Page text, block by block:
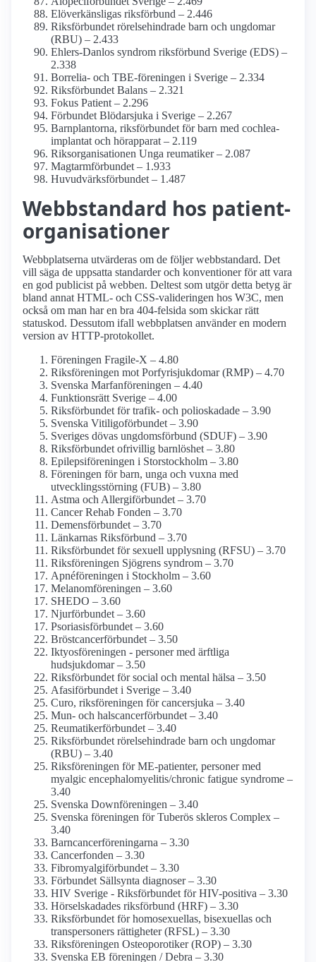
El­överkänsligas riks­förbund – 2.446
Riksförbundet rörelsehindrade barn och ungdomar
(RBU) – 2.433
Ehlers-Danlos syndrom riks­förbund Sverige (EDS) –
2.338
Borrelia- och TBE-föreningen i Sverige – 2.334
Riks­förbundet Balans – 2.321
Fokus Patient – 2.296
Förbundet Blödarsjuka i Sverige – 2.267
Barnplantorna, riksförbundet för barn med cochlea­
implantat och hörapparat – 2.119
Riksorganisationen Unga reumatiker – 2.087
Magtarmförbundet – 1.933
Huvudvärks­förbundet – 1.487
Webbstandard hos patient­
organisationer
Webbplatserna utvärderas om de följer webbstandard. Det
vill säga de uppsatta standarder och konventioner för att vara
en god publicist på webben. Deltest som utgör detta betyg är
bland annat HTML- och CSS-valideringen hos W3C, men
också om man har en bra 404-felsida som skickar rätt
statuskod. Dessutom ifall webbplatsen använder en modern
version av HTTP-protokollet.
Föreningen Fragile-X – 4.80
Riksföreningen mot Porfyri­sjukdomar (RMP) – 4.70
Svenska Marfan­föreningen – 4.40
Funktionsrätt Sverige – 4.00
Riksförbundet för trafik- och polioskadade – 3.90
Svenska Vitiligo­förbundet – 3.90
Sveriges dövas ungdomsförbund (SDUF) – 3.90
Riksförbundet ofrivillig barnlöshet – 3.80
Epilepsi­föreningen i Stor­stockholm – 3.80
Föreningen för barn, unga och vuxna med
utvecklings­störning (FUB) – 3.80
Astma och Allergi­förbundet – 3.70
Cancer Rehab Fonden – 3.70
Demens­förbundet – 3.70
Länkarnas Riksförbund – 3.70
Riksförbundet för sexuell upplysning (RFSU) – 3.70
Riksföreningen Sjögrens syndrom – 3.70
Apné­föreningen i Stockholm – 3.60
Melanom­föreningen – 3.60
SHEDO – 3.60
Njurförbundet – 3.60
Psoriasis­förbundet – 3.60
Bröstcancer­förbundet – 3.50
Iktyos­föreningen - personer med ärftliga
hudsjukdomar – 3.50
Riksförbundet för social och mental hälsa – 3.50
Afasiförbundet i Sverige – 3.40
Curo, riks­föreningen för cancer­sjuka – 3.40
Mun- och halscancerförbundet – 3.40
Reumatikerförbundet – 3.40
Riksförbundet rörelsehindrade barn och ungdomar
(RBU) – 3.40
Riksföreningen för ME-patienter, personer med
myalgic encephalo­myelitis/­chronic fatigue syndrome –
3.40
Svenska Down­föreningen – 3.40
Svenska föreningen för Tuberös skleros Complex –
3.40
Barncancerföreningarna – 3.30
Cancerfonden – 3.30
Fibromyalgiförbundet – 3.30
Förbundet Sällsynta diagnoser – 3.30
HIV Sverige - Riks­förbundet för HIV-positiva – 3.30
Hörselskadades riksförbund (HRF) – 3.30
Riksförbundet för homosexuellas, bisexuellas och
transpersoners rättigheter (RFSL) – 3.30
Riksföreningen Osteoporotiker (ROP) – 3.30
Svenska EB föreningen / Debra – 3.30